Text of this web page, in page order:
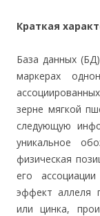
Краткая
База данных
маркерах
зерне мягкой
следующую
уникальное
физическая
его
эффект аллеля
или цинка,